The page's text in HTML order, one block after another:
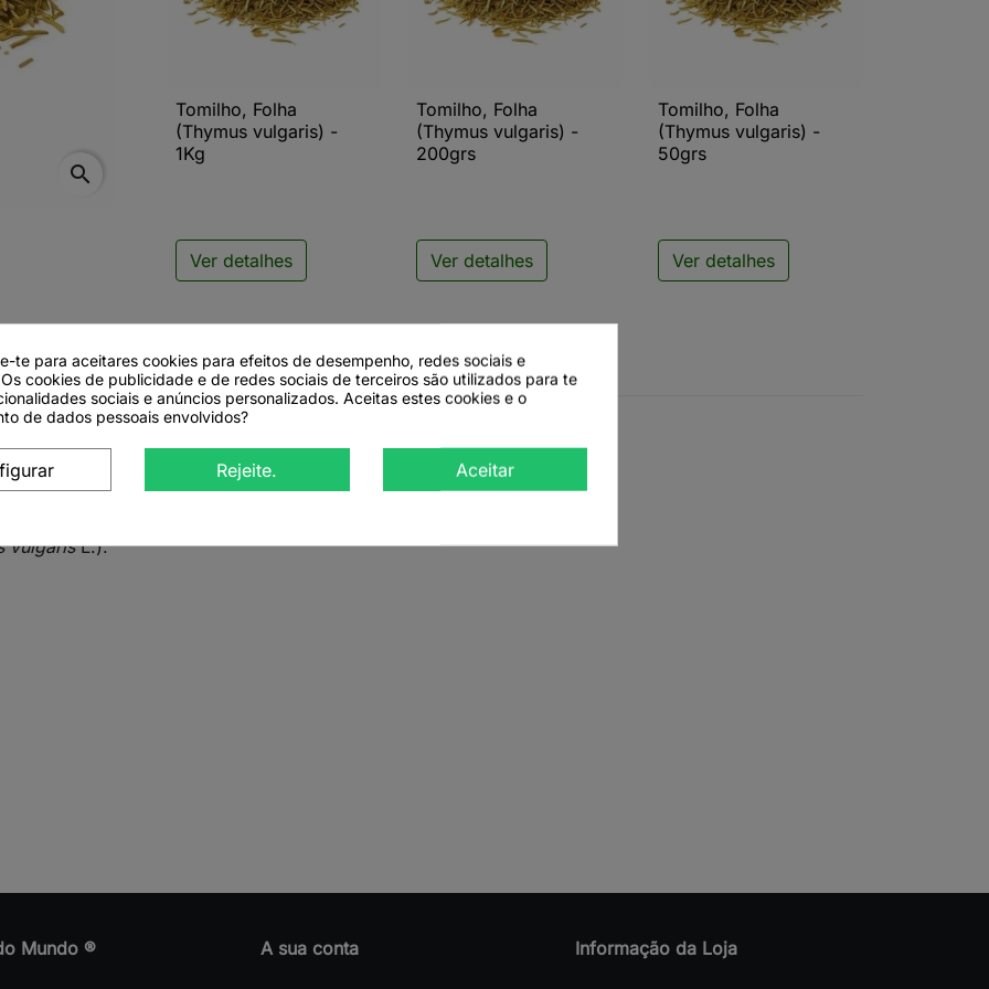
search
 Vista rápida
Tomilho, Folha
(Thymus vulgaris) -
1Kg
Ver detalhes
 Vista rápida
Tomilho, Folha
(Thymus vulgaris) -
200grs
Ver detalhes
 Vista rápida
Tomilho, Folha
(Thymus vulgaris) -
50grs
Ver detalhes
L.)
vulgarisL.).
Mundo ® A sua conta Informação da Loja
te para aceitares cookies para efeitos de desempenho, redes sociais e
cookies de publicidade e de redes sociais de terceiros são utilizados para te
sociais e anúncios personalizados. Aceitas estes cookies e o
de dados pessoais envolvidos?
Rejeite. Aceitar